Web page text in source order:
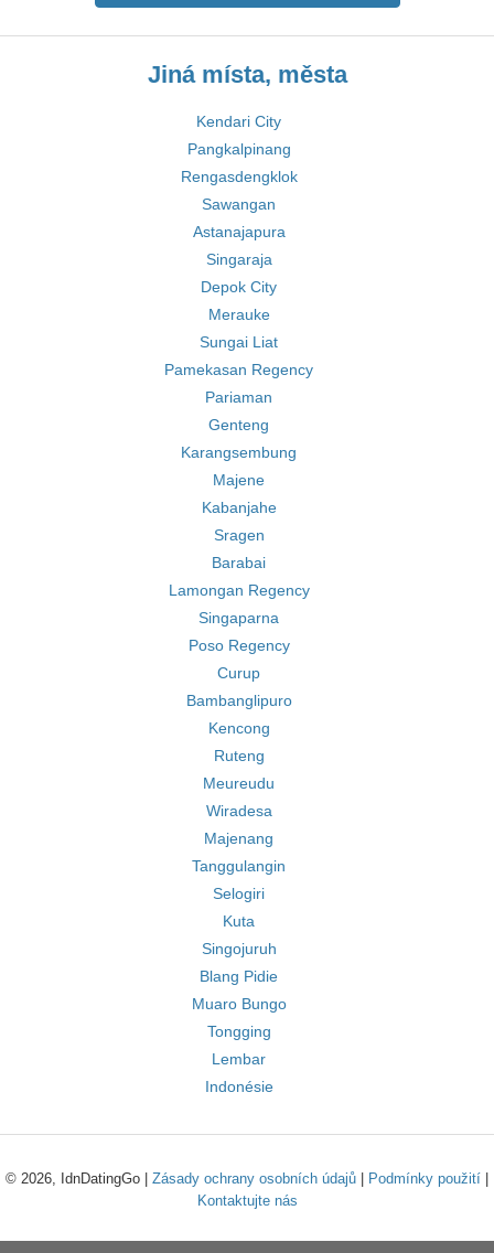
Jiná místa, města
Kendari City
Pangkalpinang
Rengasdengklok
Sawangan
Astanajapura
Singaraja
Depok City
Merauke
Sungai Liat
Pamekasan Regency
Pariaman
Genteng
Karangsembung
Majene
Kabanjahe
Sragen
Barabai
Lamongan Regency
Singaparna
Poso Regency
Curup
Bambanglipuro
Kencong
Ruteng
Meureudu
Wiradesa
Majenang
Tanggulangin
Selogiri
Kuta
Singojuruh
Blang Pidie
Muaro Bungo
Tongging
Lembar
Indonésie
© 2026, IdnDatingGo | Zásady ochrany osobních údajů Podmínky použití
Kontaktujte nás